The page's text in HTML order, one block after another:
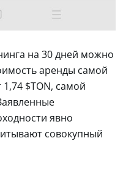
на 30 дней можно
аренды самой
1,74 $TON, самой
явно
совокупный